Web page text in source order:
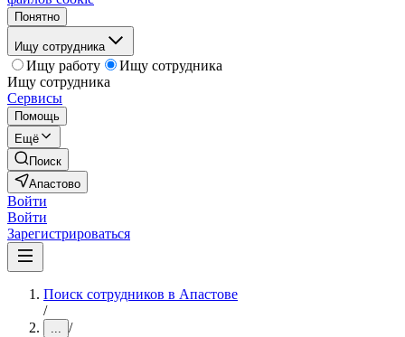
Понятно
Ищу сотрудника
Ищу работу
Ищу сотрудника
Ищу сотрудника
Сервисы
Помощь
Ещё
Поиск
Апастово
Войти
Войти
Зарегистрироваться
Поиск сотрудников в Апастове
/
... /